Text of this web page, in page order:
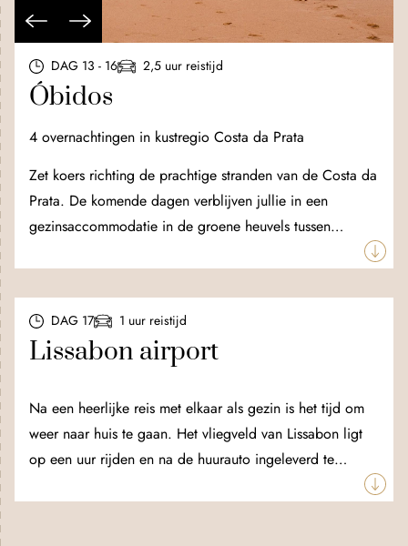
DAG 13 - 16 2,5 uur reistijd
Óbidos
4 overnachtingen in kustregio Costa da Prata
Zet koers richting de prachtige stranden van de Costa da
Prata. De komende dagen verblijven jullie in een
gezinsaccommodatie in de groene heuvels tussen
natuurreservaat Serra d’Aire e Candeeiros in het oosten,
is jullie accommodatie ideaal gelegen voor uitstapjes in
dit gevarieerde Portugese landschap. Boek bijvoorbeeld
DAG 17 1 uur reistijd
Lissabon airport
Na een heerlijke reis met elkaar als gezin is het tijd om
weer naar huis te gaan. Het vliegveld van Lissabon ligt
op een uur rijden en na de huurauto ingeleverd te